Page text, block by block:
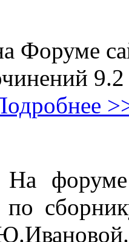
Форуме
форуме
по